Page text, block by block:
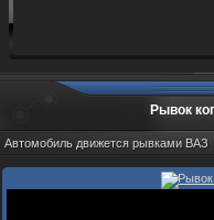
Рывок
Автомобиль движется рывками ВАЗ
Дата: 06.08.2026
Просмотров: